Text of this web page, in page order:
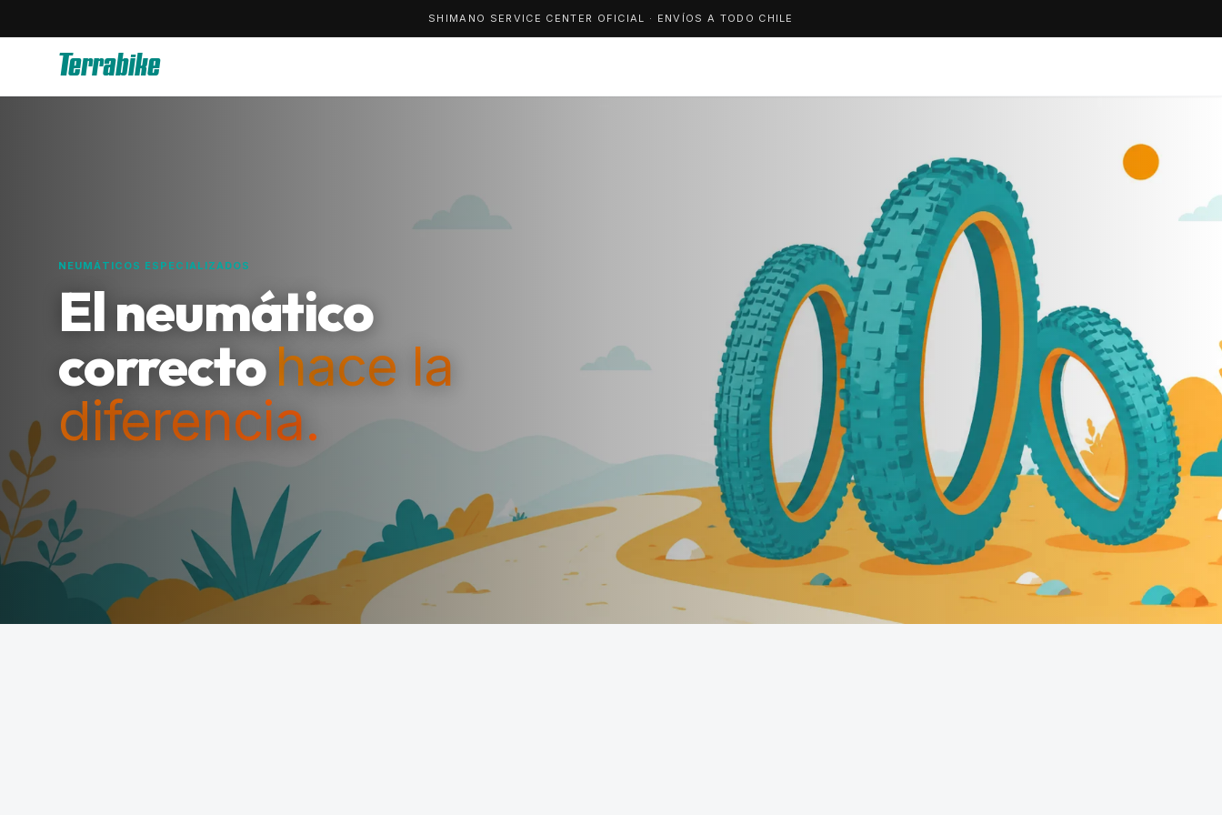
SHIMANO SERVICE CENTER OFICIAL · ENVÍOS A TODO CHILE
Terrabike
NEUMÁTICOS ESPECIALIZADOS
El neumático
correctohace la
diferencia.